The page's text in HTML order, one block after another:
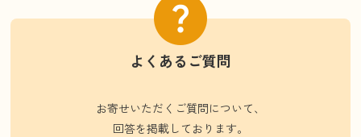
よくあるご質問
お寄せいただくご質問について、
回答を掲載しております。